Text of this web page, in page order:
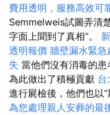
費用透明，服務高效可
Semmelweis試圖弄清
字面上聞到了真相”。
透明報價 牆壁漏水緊
失 當他們沒有消毒的
為此做出了積極貢獻 台
進行屍檢後，他們也以“
為您處理親人安葬的最